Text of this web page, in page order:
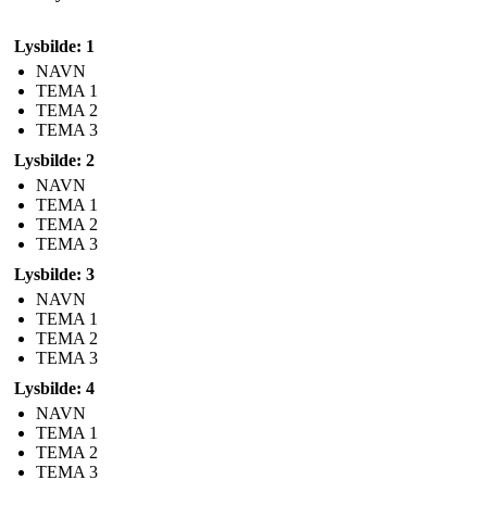
Lysbilde: 1
NAVN
TEMA 1
TEMA 2
TEMA 3
Lysbilde: 2
NAVN
TEMA 1
TEMA 2
TEMA 3
Lysbilde: 3
NAVN
TEMA 1
TEMA 2
TEMA 3
Lysbilde: 4
NAVN
TEMA 1
TEMA 2
TEMA 3